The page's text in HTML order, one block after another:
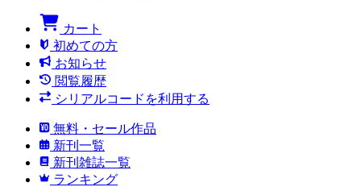
カート
初めての方
お知らせ
閲覧履歴
シリアルコードを利用する
無料・セール作品
新刊一覧
新刊雑誌一覧
ランキング